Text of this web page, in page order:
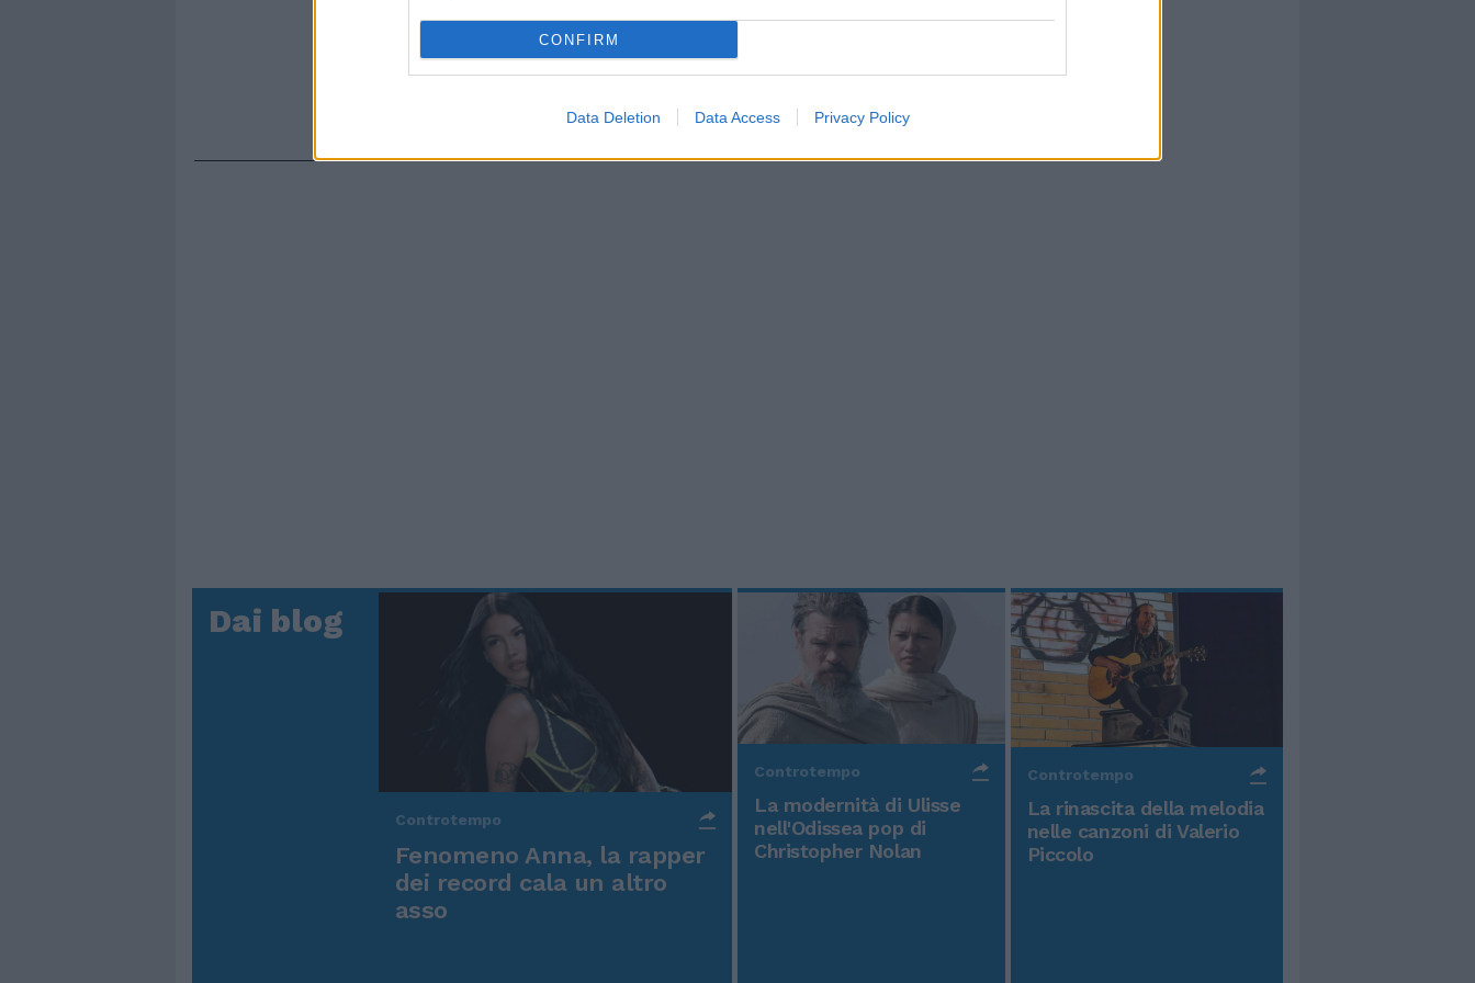
CONFIRM
Data Deletion Data Access Privacy Policy
Dai blog
Controtempo
Fenomeno Anna, la rapper
dei record cala un altro
asso
Controtempo
La modernità di Ulisse
nell'Odissea pop di
Christopher Nolan
Controtempo
La rinascita della melodia
nelle canzoni di Valerio
Piccolo